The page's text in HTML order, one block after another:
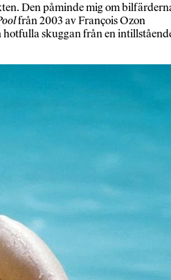
Den påminde mig om
från 2003 av François Ozon
skuggan från en